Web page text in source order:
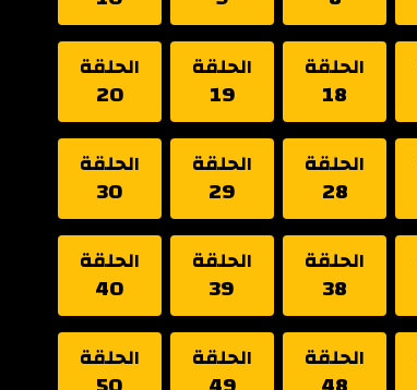
الحلقة
18
الحلقة
19
الحلقة
20
الحلقة
28
الحلقة
29
الحلقة
30
الحلقة
38
الحلقة
39
الحلقة
40
الحلقة الحلقة الحلقة